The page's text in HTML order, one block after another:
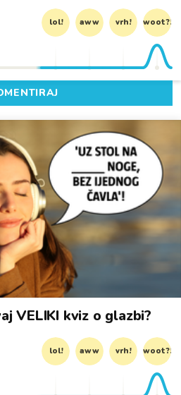
lol! aww vrh! woot?!
VELIKI kviz o glazbi?
lol! aww vrh! woot?!